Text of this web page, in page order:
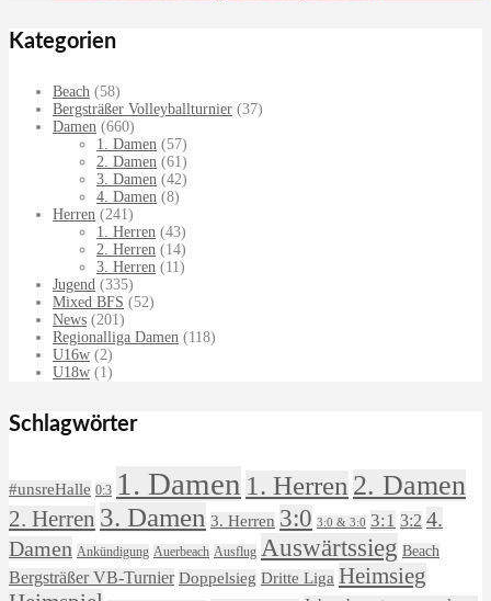
Kategorien
Beach (58)
Bergsträßer Volleyballturnier (37)
Damen (660)
1. Damen (57)
2. Damen (61)
3. Damen (42)
4. Damen (8)
Herren (241)
1. Herren (43)
2. Herren (14)
3. Herren (11)
Jugend (335)
Mixed BFS (52)
News (201)
Regionalliga Damen (118)
U16w (2)
U18w (1)
Schlagwörter
#unsreHalle 0:3 1. Damen 1. Herren 2. Damen
2. Herren 3. Damen 3. Herren 3:0 3:0 & 3:0 3:1 3:2 4.
Damen Ankündigung Auerbeach Ausflug Auswärtssieg Beach
Bergsträßer VB-Turnier Doppelsieg Dritte Liga Heimsieg